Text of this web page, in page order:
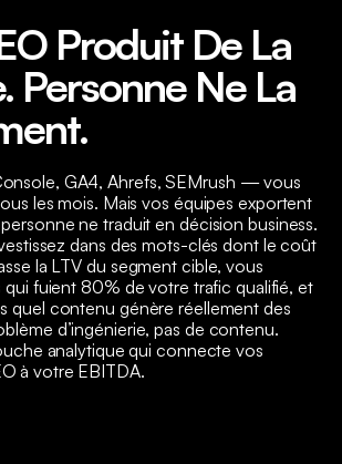
Produit De La
Personne Ne La
GA4, Ahrefs, SEMrush — vous
les mois. Mais vos équipes exportent
ne traduit en décision business.
dans des mots-clés dont le coût
la LTV du segment cible, vous
qui fuient 80% de votre trafic qualifié, et
quel contenu génère réellement des
d’ingénierie, pas de contenu.
analytique qui connecte vos
à votre EBITDA.